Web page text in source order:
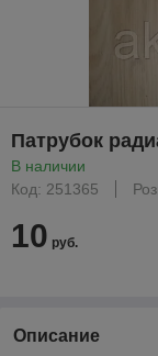
Патрубок
В наличии
Код: 251365
10 руб.
Описание